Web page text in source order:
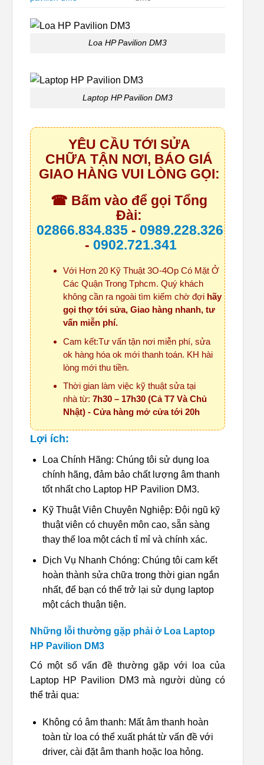
Loa HP Pavilion DM3
Laptop HP Pavilion DM3
YÊU CẦU TỚI SỬA
CHỮA TẬN NƠI, BÁO GIÁ
GIAO HÀNG VUI LÒNG GỌI:
☎ Bấm vào để gọi Tổng
Đài:
02866.834.835 - 0989.228.326
- 0902.721.341
Với Hơn 20 Kỹ Thuật 3O-4Op Có Mặt Ở
Các Quận Trong Tphcm. Quý khách
không cần ra ngoài tìm kiếm chờ đợi hãy
gọi thợ tới sửa, Giao hàng nhanh, tư
vấn miễn phí.
Cam kết:Tư vấn tận nơi miễn phí, sửa
ok hàng hóa ok mới thanh toán. KH hài
lòng mới thu tiền.
Thời gian làm việc kỹ thuật sửa tại
nhà từ: 7h30 – 17h30 (Cả T7 Và Chủ
Nhật) - Cửa hàng mở cửa tới 20h
Lợi ích:
Loa Chính Hãng: Chúng tôi sử dụng loa
chính hãng, đảm bảo chất lượng âm thanh
tốt nhất cho Laptop HP Pavilion DM3.
Kỹ Thuật Viên Chuyên Nghiệp: Đội ngũ kỹ
thuật viên có chuyên môn cao, sẵn sàng
thay thế loa một cách tỉ mỉ và chính xác.
Dịch Vụ Nhanh Chóng: Chúng tôi cam kết
hoàn thành sửa chữa trong thời gian ngắn
nhất, để bạn có thể trở lại sử dụng laptop
một cách thuận tiện.
Những lỗi thường gặp phải ở Loa Laptop
HP Pavilion DM3
Có một số vấn đề thường gặp với loa của
Laptop HP Pavilion DM3 mà người dùng có
thể trải qua:
Không có âm thanh: Mất âm thanh hoàn
toàn từ loa có thể xuất phát từ vấn đề với
driver, cài đặt âm thanh hoặc loa hỏng.